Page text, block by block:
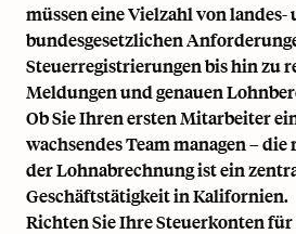
müssen eine Vielzahl von landes-
bundesgesetzlichen
Steuerregistrierungen bis hin zu
Meldungen und genauen
Ob Sie Ihren ersten Mitarbeiter
wachsendes Team managen –
der Lohnabrechnung ist ein
Geschäftstätigkeit in Kalifornien.
Richten Sie Ihre Steuerkonten